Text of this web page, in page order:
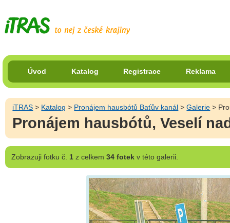
Úvod Katalog Registrace Reklama
iTRAS > Katalog > Pronájem hausbótů Baťův kanál >Galerie >
Pronájem hausbótů, Veselí
Zobrazujifotku č. 1z celkem 34 fotekv této galerii.